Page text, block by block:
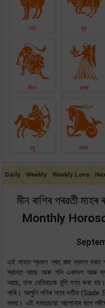
মেষ বৃষ
সিংহ কন্যা
ধনু মকৰ
Daily Weekly Weekly Love
মীন ৰাশিৰ পৰৱৰ্তী
Monthly
এই মাহত প্ৰধান গ্ৰহ ৰাহু দ্বাদশ
স্থানত আছে আৰু শনি একাদশ আৰু
আছে, যাক নেতিবাচক বুলি গণ্য কৰা
পাৰি। আপুনি শনিৰ সাৰে সতীৰ (Sade
সময়। এই সময়ছোৱা আপোনাৰ বাবে